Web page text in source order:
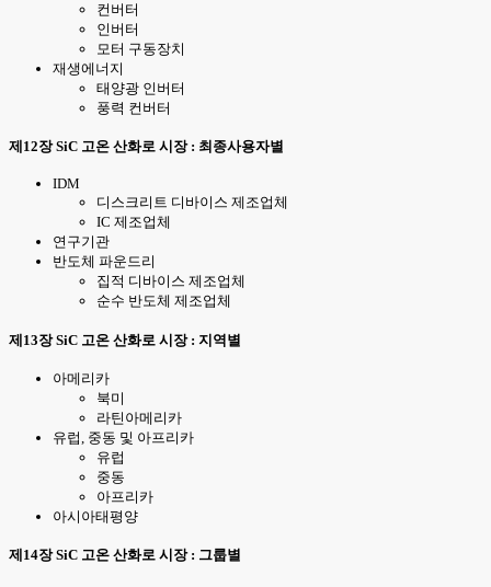
컨버터
인버터
모터 구동장치
재생에너지
태양광 인버터
풍력 컨버터
제12장 SiC 고온 산화로 시장 : 최종사용자별
IDM
디스크리트 디바이스 제조업체
IC 제조업체
연구기관
반도체 파운드리
집적 디바이스 제조업체
순수 반도체 제조업체
제13장 SiC 고온 산화로 시장 : 지역별
아메리카
북미
라틴아메리카
유럽, 중동 및 아프리카
유럽
중동
아프리카
아시아태평양
제14장 SiC 고온 산화로 시장 : 그룹별